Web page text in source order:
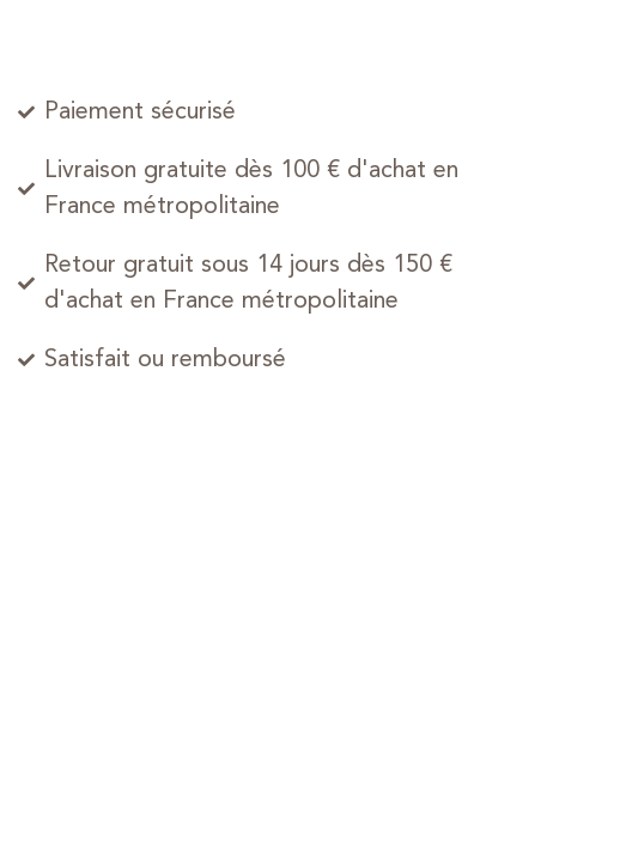
Paiement sécurisé
Livraison gratuite dès 100 € d'achat en
France métropolitaine
Retour gratuit sous 14 jours dès 150 €
d'achat en France métropolitaine
Satisfait ou remboursé